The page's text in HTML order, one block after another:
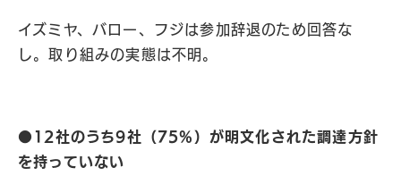
イズミヤ、バロー、フジは参加辞退のため回答な
し。取り組みの実態は不明。
●12社のうち9社（75%）が明文化された調達方針
を持っていない